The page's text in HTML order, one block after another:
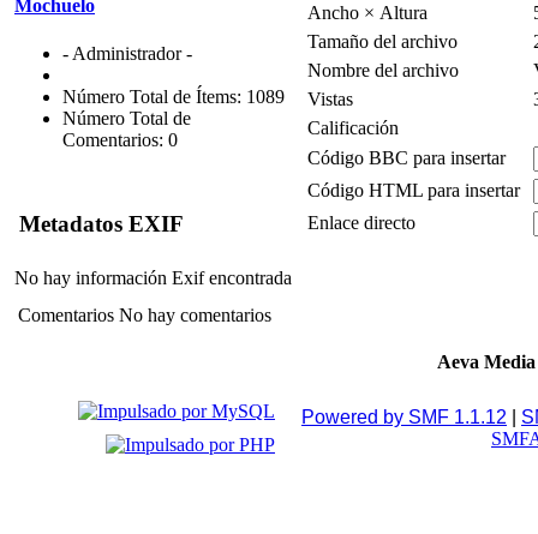
Mochuelo
- Administrador -
Número Total de Ítems: 1089
Número Total de
Comentarios: 0
Ancho × Altura
Tamaño del archivo
Nombre del archivo
Vistas
Calificación
Código BBC para insertar
Código HTML para insertar
Enlace directo
Metadatos EXIF
No hay información Exif encontrada
Comentarios No hay comentarios
Aeva Media
Powered by SMF 1.1.12